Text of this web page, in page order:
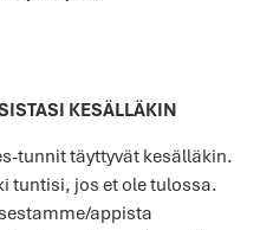
KESÄLLÄKIN
tunnit täyttyvät kesälläkin.
tuntisi, jos et ole tulossa.
appista